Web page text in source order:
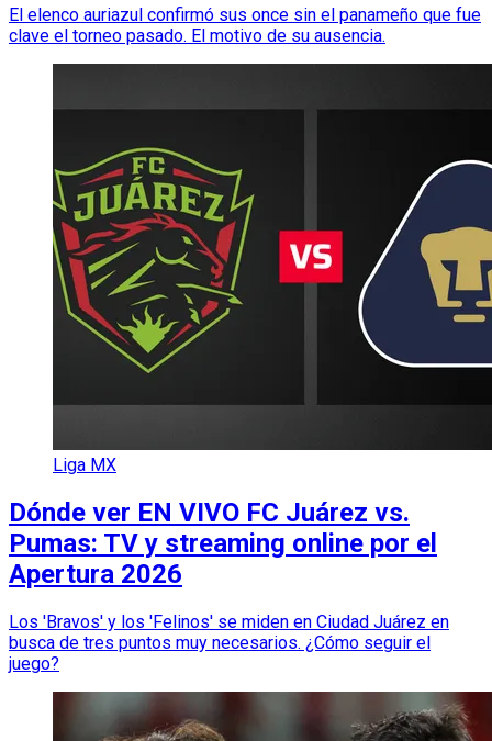
El elenco auriazul confirmó sus once sin el panameño que fue
clave el torneo pasado. El motivo de su ausencia.
Liga MX
Dónde ver EN VIVO FC Juárez vs.
Pumas: TV y streaming online por el
Apertura 2026
Los 'Bravos' y los 'Felinos' se miden en Ciudad Juárez en
busca de tres puntos muy necesarios. ¿Cómo seguir el
juego?